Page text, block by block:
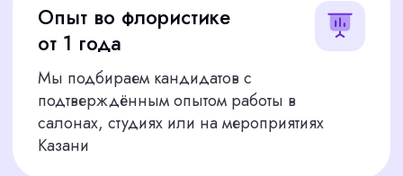
Если флорист не пройдет испытательный срок
(30 дней), мы найдем ему бесплатную замену
За 10 000 руб размещаем вакансию
на платформах. Уточните стоимость на
консультации.
Дополнительно:
Подобрать сотрудника